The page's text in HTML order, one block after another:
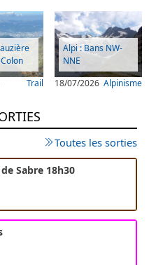
Trail
Alpi : Bans NW-
NNE
Alpinisme
18/07/2026
Toutes les sorties
Sabre 18h30